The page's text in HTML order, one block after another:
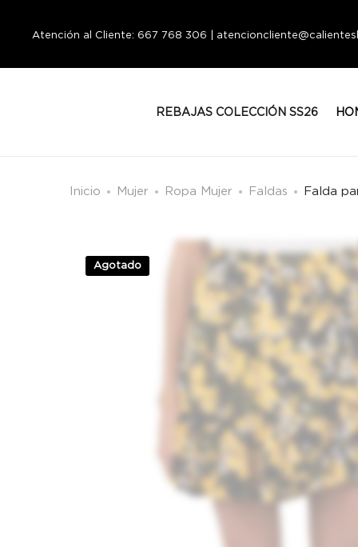
Atención al Cliente: 667 768 306 |
REBAJAS COLECCIÓN SS26
Inicio Mujer Ropa Mujer Faldas Falda
Agotado